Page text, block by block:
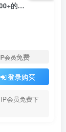
揭秘冷门赛道：无人直播间点广告，月入20000+的独家防封技术！
会员免费
登录购买
会员免费下